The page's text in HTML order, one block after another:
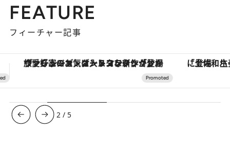
FEATURE
フィーチャー記事
「土佐和ハーブかき氷」がOMO7高知に登場！生姜、山椒、大葉など目にも舌にも涼を呼ぶ郷土の味 【夏限定ディナーコース】旬を
3 / 5